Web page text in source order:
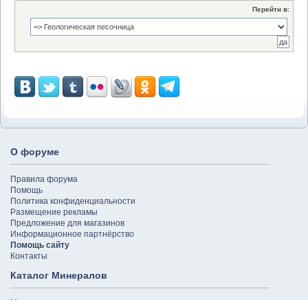
Перейти в:
О форуме
Правила форума
Помощь
Политика конфиденциальности
Размещение рекламы
Предложение для магазинов
Информационное партнёрство
Помощь сайту
Контакты
Каталог Минералов